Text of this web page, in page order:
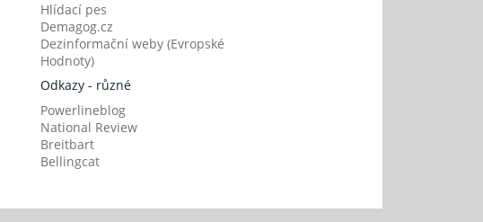
Hlídací pes
Demagog.cz
Dezinformační weby (Evropské
Hodnoty)
Odkazy - různé
Powerlineblog
National Review
Breitbart
Bellingcat